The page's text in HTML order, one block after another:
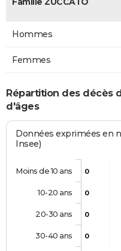
Hommes
Femmes
Répartition des décès
d'âges
Données exprimées en
Insee)
0
0
0
0
Moins de 10 ans
10-20 ans
20-30 ans
30-40 ans